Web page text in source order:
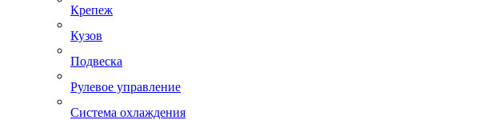
Крепеж
Кузов
Подвеска
Рулевое управление
Система охлаждения